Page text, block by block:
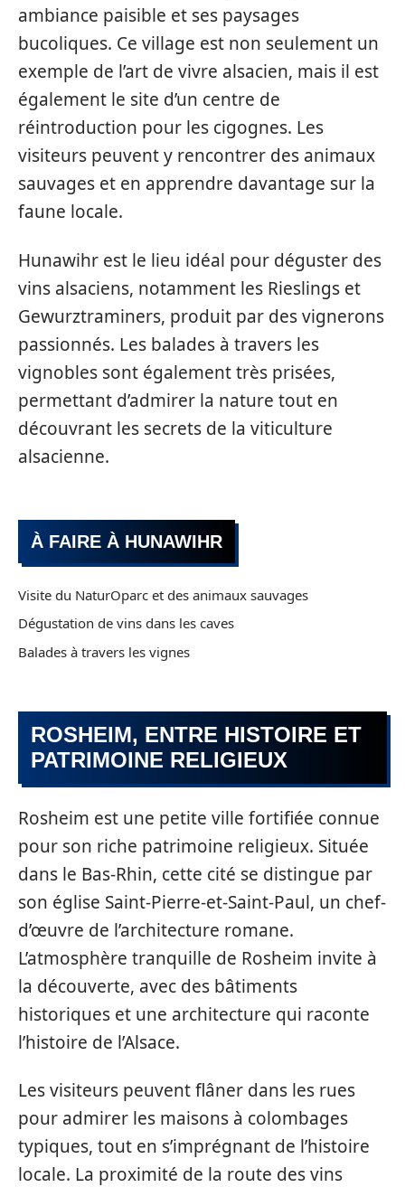
ambiance paisible et ses paysages
bucoliques. Ce village est non seulement un
exemple de l’art de vivre alsacien, mais il est
également le site d’un centre de
réintroduction pour les cigognes. Les
visiteurs peuvent y rencontrer des animaux
sauvages et en apprendre davantage sur la
faune locale.
Hunawihr est le lieu idéal pour déguster des
vins alsaciens, notamment les Rieslings et
Gewurztraminers, produit par des vignerons
passionnés. Les balades à travers les
vignobles sont également très prisées,
permettant d’admirer la nature tout en
découvrant les secrets de la viticulture
alsacienne.
À FAIRE À HUNAWIHR
Visite du NaturOparc et des animaux sauvages
Dégustation de vins dans les caves
Balades à travers les vignes
ROSHEIM, ENTRE HISTOIRE ET
PATRIMOINE RELIGIEUX
Rosheim est une petite ville fortifiée connue
pour son riche patrimoine religieux. Située
dans le Bas-Rhin, cette cité se distingue par
son église Saint-Pierre-et-Saint-Paul, un chef-
d’œuvre de l’architecture romane.
L’atmosphère tranquille de Rosheim invite à
la découverte, avec des bâtiments
historiques et une architecture qui raconte
l’histoire de l’Alsace.
Les visiteurs peuvent flâner dans les rues
pour admirer les maisons à colombages
typiques, tout en s’imprégnant de l’histoire
locale. La proximité de la route des vins